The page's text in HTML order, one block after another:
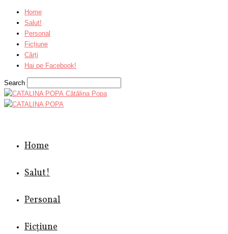
Home
Salut!
Personal
Ficțiune
Cărți
Hai pe Facebook!
Search
Cătălina Popa
Home
Salut!
Personal
Ficțiune